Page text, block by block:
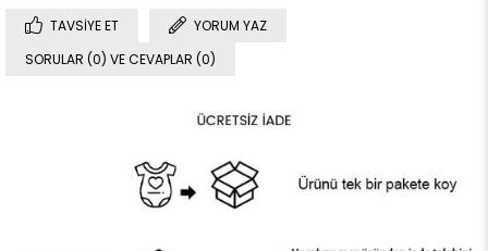
TAVSIYE ET
YORUM YAZ
SORULAR (0) VE CEVAPLAR (0)